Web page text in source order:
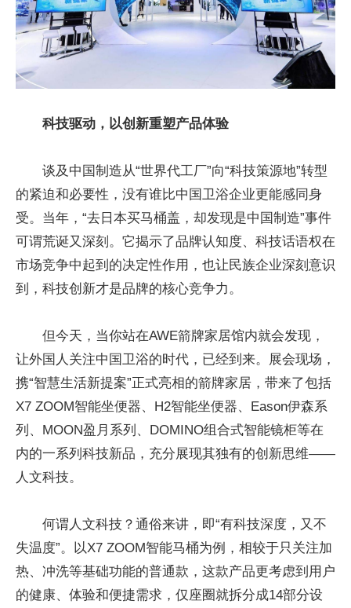
科技驱动，以创新重塑产品体验
谈及中国制造从“世界代工厂”向“科技策源地”转型
的紧迫和必要性 ，没有谁比中国卫浴企业更能感同身
受。当年，“去日本买马桶盖，却发现是中国制造”事件
可谓荒诞又深刻。它揭示了品牌认知度、科技话语权在
市场竞争中起到的决定性作用，也让民族企业深刻意识
到，科技创新才是品牌的核心竞争力。
但今天，当你站在AWE箭牌家居馆内就会发现，
让外国人关注中国卫浴的时代，已经到来。展会现场，
携“智慧生活新提案”正式亮相的箭牌家居，带来了包括
X7 ZOOM智能坐便器、H2智能坐便器、Eason伊森系
列、MOON盈月系列、DOMINO组合式智能镜柜等在
内的一系列科技新品，充分展现其独有的创新思维——
人文科技。
何谓人文科技？通俗来讲，即“有科技深度，又不
失温度”。以X7 ZOOM智能马桶为例，相较于只关注加
热、冲洗等基础功能的普通款，这款产品更考虑到用户
的健康、体验和便捷需求，仅座圈就拆分成14部分设